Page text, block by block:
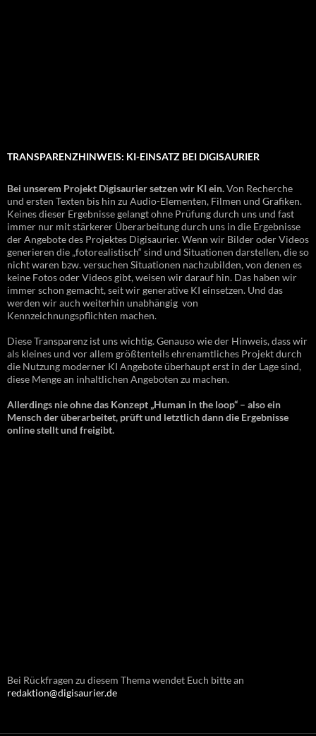
TRANSPARENZHINWEIS: KI-EINSATZ BEI DIGISAURIER
Bei unserem Projekt Digisaurier setzen wir KI ein.Von Recherche
und ersten Texten bis hin zu Audio-Elementen, Filmen und Grafiken.
Keines dieser Ergebnisse gelangt ohne Prüfung durch uns und fast
immer nur mit stärkerer Überarbeitung durch uns in die Ergebnisse
der Angebote des Projektes Digisaurier. Wenn wir Bilder oder Videos
generieren die „fotorealistisch“ sind und Situationen darstellen, die so
nicht waren bzw. versuchen Situationen nachzubilden, von denen es
keine Fotos oder Videos gibt, weisen wir darauf hin. Das haben wir
immer schon gemacht, seit wir generative KI einsetzen. Und das
werden wir auch weiterhin unabhängig von
Kennzeichnungspflichten machen.
Diese Transparenz ist uns wichtig. Genauso wie der Hinweis, dass wir
als kleines und vor allem größtenteils ehrenamtliches Projekt durch
die Nutzung moderner KI Angebote überhaupt erst in der Lage sind,
diese Menge an inhaltlichen Angeboten zu machen.
Allerdings nie ohne das Konzept „Human in the loop“ – also ein
Mensch der überarbeitet, prüft und letztlich dann die Ergebnisse
online stellt und freigibt.
Bei Rückfragen zu diesem Thema wendet Euch bitte an
redaktion@digisaurier.de